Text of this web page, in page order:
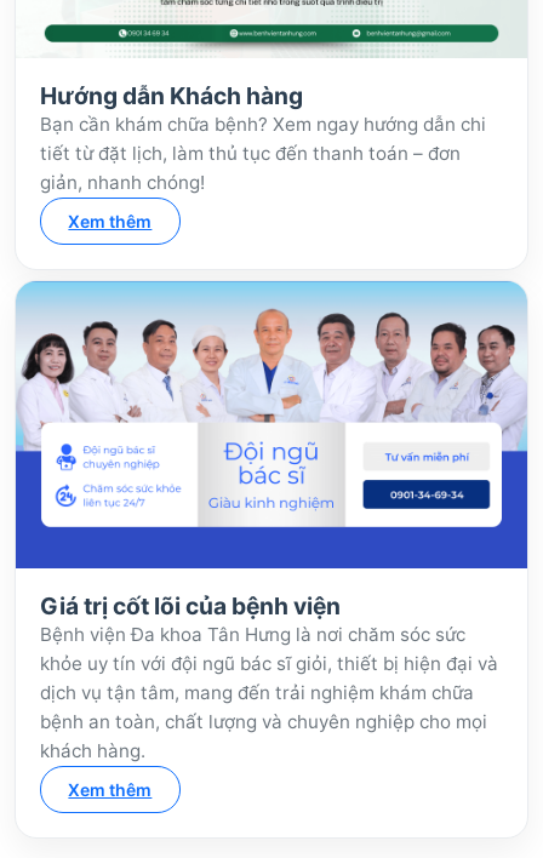
Hướng dẫn Khách hàng
Bạn cần khám chữa bệnh? Xem ngay hướng dẫn chi
tiết từ đặt lịch, làm thủ tục đến thanh toán – đơn
giản, nhanh chóng!
Xem thêm
Giá trị cốt lõi của bệnh viện
Bệnh viện Đa khoa Tân Hưng là nơi chăm sóc sức
khỏe uy tín với đội ngũ bác sĩ giỏi, thiết bị hiện đại và
dịch vụ tận tâm, mang đến trải nghiệm khám chữa
bệnh an toàn, chất lượng và chuyên nghiệp cho mọi
khách hàng.
Xem thêm